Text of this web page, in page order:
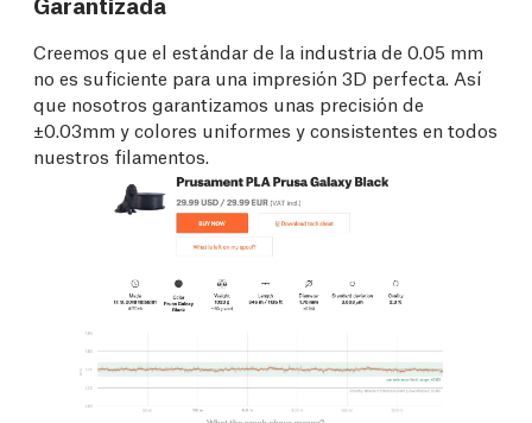
Creemos que el estándar de la industria de 0.05 mm
no es suficiente para una impresión 3D perfecta. Así
que nosotros garantizamos unas precisión de
±0.03mm y colores uniformes y consistentes en todos
nuestros filamentos.